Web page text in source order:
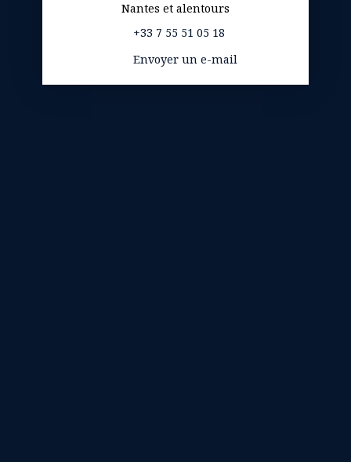
Nantes et alentours
+33 7 55 51 05 18
Envoyer un e-mail